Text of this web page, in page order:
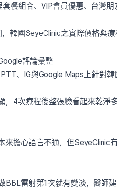
餐組合、VIP會員優惠、台灣
韓國SeyeClinic之實際價格與療
評論彙整
、IG與Google Maps上針對
，4次療程後整張臉看起來乾淨
來擔心語言不通，但SeyeClinic
BBL雷射第1次就有變淡，醫師